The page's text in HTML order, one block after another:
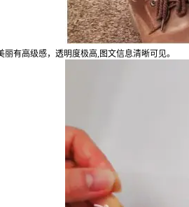
有高级感，透明度极高,图文信息清晰可见。